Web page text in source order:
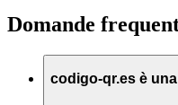
Domande
codigo-qr.es è